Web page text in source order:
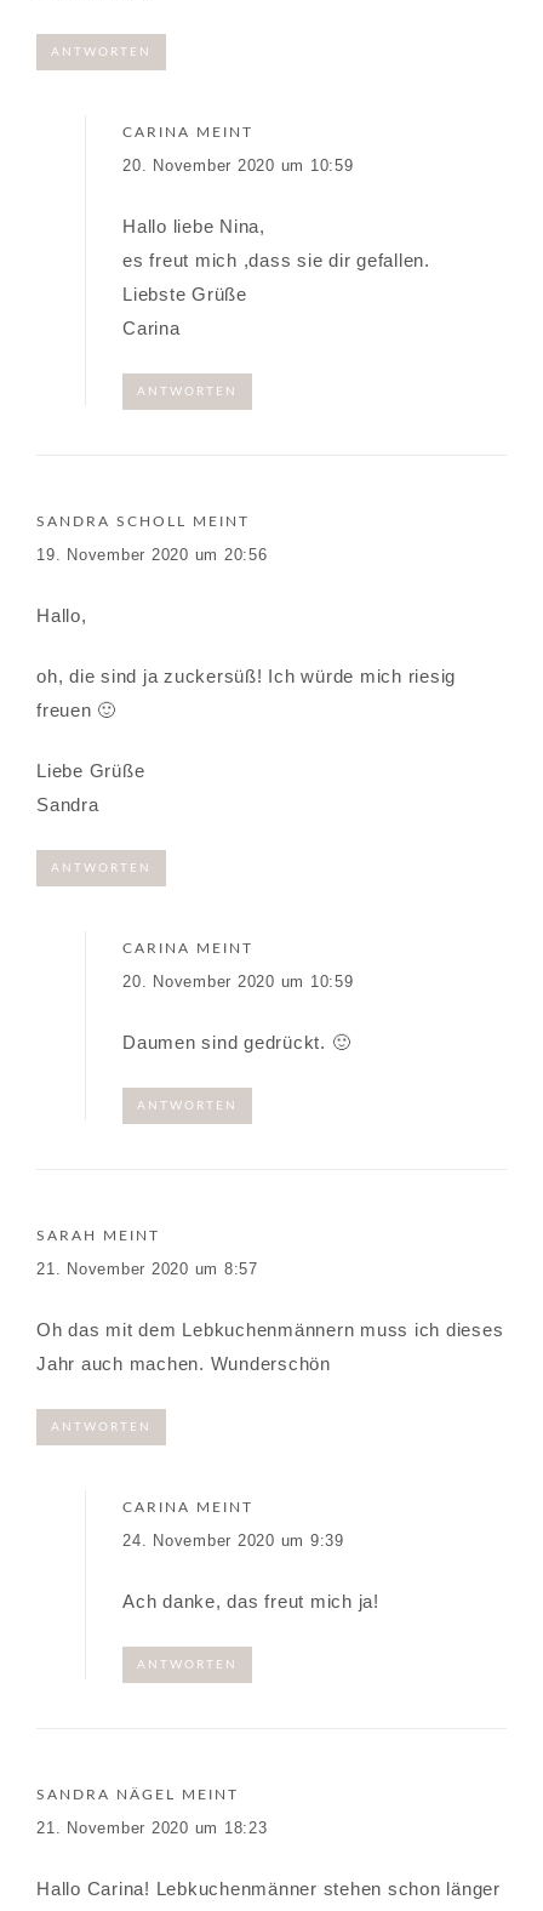
ANTWORTEN
CARINA MEINT
20. November 2020 um 10:59
Hallo liebe Nina,
es freut mich ,dass sie dir gefallen.
Liebste Grüße
Carina
ANTWORTEN
SANDRA SCHOLL MEINT
19. November 2020 um 20:56
Hallo,
oh, die sind ja zuckersüß! Ich würde mich riesig
freuen 🙂
Liebe Grüße
Sandra
ANTWORTEN
CARINA MEINT
20. November 2020 um 10:59
Daumen sind gedrückt. 🙂
ANTWORTEN
SARAH MEINT
21. November 2020 um 8:57
Oh das mit dem Lebkuchenmännern muss ich dieses
Jahr auch machen. Wunderschön
ANTWORTEN
CARINA MEINT
24. November 2020 um 9:39
Ach danke, das freut mich ja!
ANTWORTEN
SANDRA NÄGEL MEINT
21. November 2020 um 18:23
Hallo Carina! Lebkuchenmänner stehen schon länger